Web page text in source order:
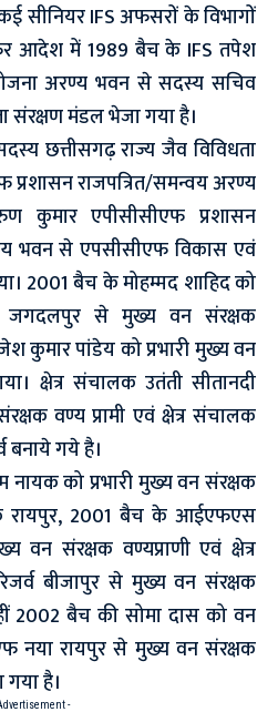
सीनियर IFS अफसरों के विभागों
आदेश में 1989 बैच के IFS तपेश
अरण्य भवन से सदस्य सचिव
संरक्षण मंडल भेजा गया है।
छत्तीसगढ़ राज्य जैव विविधता
राजपत्रित/समन्वय अरण्य
एपीसीसीएफ प्रशासन
भवन से एपसीसीएफ विकास एवं
2001 बैच के मोहम्मद शाहिद को
जगदलपुर से मुख्य वन संरक्षक
कुमार पांडेय को प्रभारी मुख्य वन
क्षेत्र संचालक उतंती सीतानदी
वण्य प्रामी एवं क्षेत्र संचालक
बनाये गये है।
को प्रभारी मुख्य वन संरक्षक
रायपुर, 2001 बैच के आईएफएस
वन संरक्षक वण्यप्राणी एवं क्षेत्र
बीजापुर से मुख्य वन संरक्षक
2002 बैच की सोमा दास को वन
नया रायपुर से मुख्य वन संरक्षक
है।
-